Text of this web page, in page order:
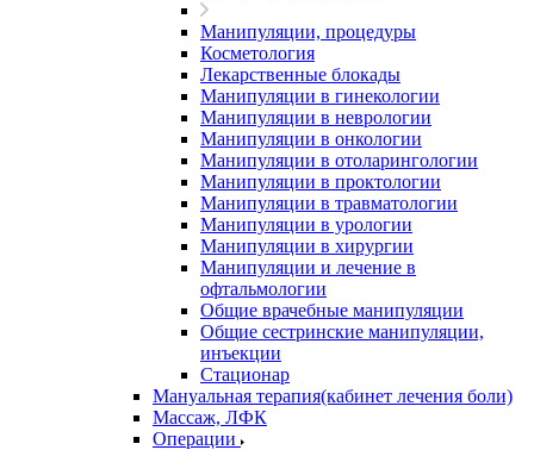
Манипуляции, процедуры
Косметология
Лекарственные блокады
Манипуляции в гинекологии
Манипуляции в неврологии
Манипуляции в онкологии
Манипуляции в отоларингологии
Манипуляции в проктологии
Манипуляции в травматологии
Манипуляции в урологии
Манипуляции в хирургии
Манипуляции и лечение в
офтальмологии
Общие врачебные манипуляции
Общие сестринские манипуляции,
инъекции
Стационар
Мануальная терапия(кабинет лечения боли)
Массаж, ЛФК
Операции